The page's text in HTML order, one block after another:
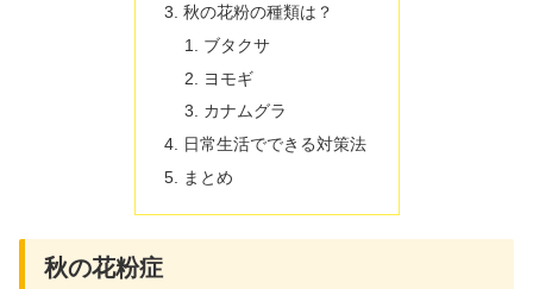
秋の花粉の種類は？
ブタクサ
ヨモギ
カナムグラ
日常生活でできる対策法
まとめ
秋の花粉症